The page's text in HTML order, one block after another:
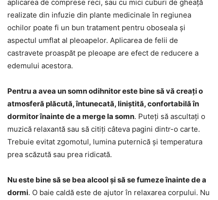
aplicarea de comprese reci, sau cu mici cuburi de gheață
realizate din infuzie din plante medicinale în regiunea
ochilor poate fi un bun tratament pentru oboseala și
aspectul umflat al pleoapelor. Aplicarea de felii de
castravete proaspăt pe pleoape are efect de reducere a
edemului acestora.
Pentru a avea un somn odihnitor este bine să vă creați o
atmosferă plăcută, întunecată, liniștită, confortabilă în
dormitor înainte de a merge la somn. Puteți să ascultați o
muzică relaxantă sau să citiți câteva pagini dintr-o carte.
Trebuie evitat zgomotul, lumina puternică și temperatura
prea scăzută sau prea ridicată.
Nu este bine să se bea alcool și să se fumeze înainte de a
dormi. O baie caldă este de ajutor în relaxarea corpului. Nu